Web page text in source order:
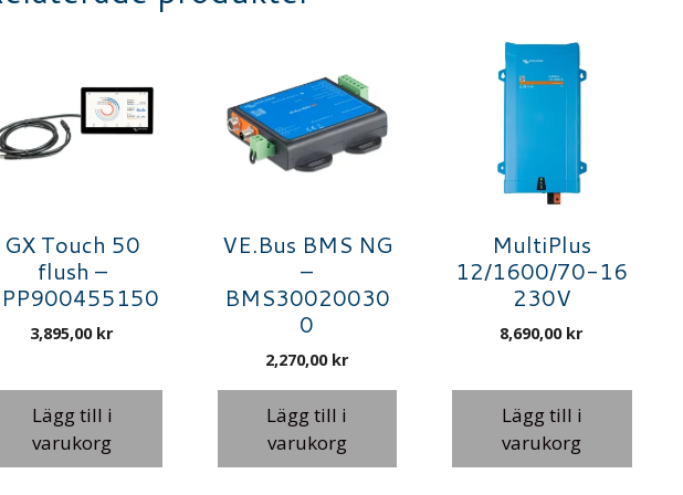
GX Touch 50
flush –
3,895,00 kr
Lägg till i
varukorg
VE.Bus BMS NG
–
BMS30020030
0
2,270,00 kr
Lägg till i
varukorg
MultiPlus
12/1600/70-16
230V
8,690,00 kr
Lägg till i
varukorg